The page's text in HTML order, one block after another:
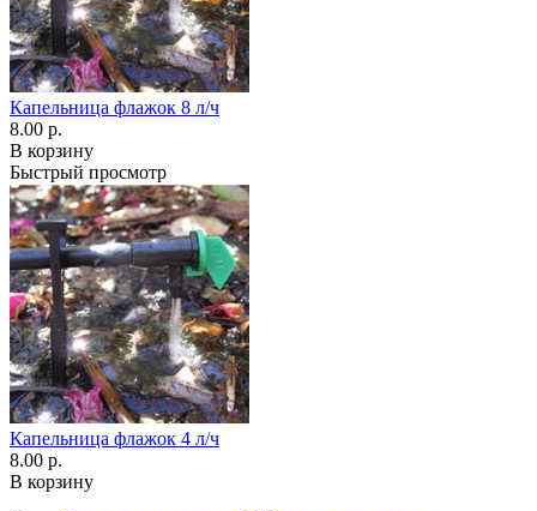
Капельница флажок 8 л/ч
8.00 р.
В корзину
Быстрый просмотр
Капельница флажок 4 л/ч
8.00 р.
В корзину